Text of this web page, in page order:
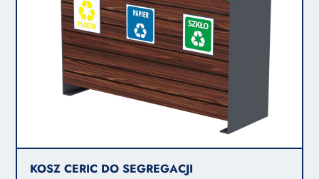
KOSZ CERIC DO SEGREGACJI